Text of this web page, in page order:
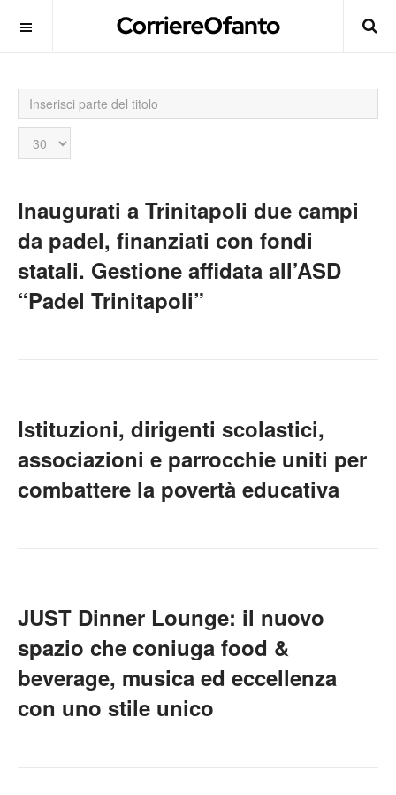
Inserisci
parte
del
titolo
Visualizza
n.
Inaugurati a Trinitapoli due campi
da padel, finanziati con fondi
statali. Gestione affidata all’ASD
“Padel Trinitapoli”
Istituzioni, dirigenti scolastici,
associazioni e parrocchie uniti per
combattere la povertà educativa
JUST Dinner Lounge: il nuovo
spazio che coniuga food &
beverage, musica ed eccellenza
con uno stile unico